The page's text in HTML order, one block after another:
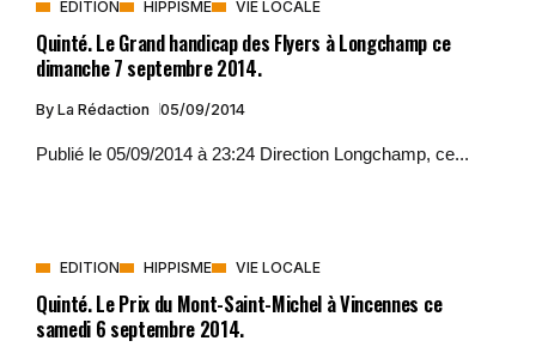
EDITION HIPPISME VIE LOCALE
Quinté. Le Grand handicap des Flyers à Longchamp ce
dimanche 7 septembre 2014.
By La Rédaction 05/09/2014
Publié le 05/09/2014 à 23:24 Direction Longchamp, ce...
EDITION HIPPISME VIE LOCALE
Quinté. Le Prix du Mont-Saint-Michel à Vincennes ce
samedi 6 septembre 2014.